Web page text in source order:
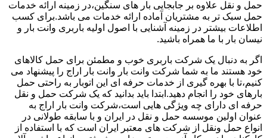
حمل و نقل علاوه بر جابجایی بار های سنگین،در زمینه ارائه خدمات
حمل سبک تر به مشتریان آماده ارائه خدمات می باشد.برای کسب
اطلاعات بیشتر در زمینه آشنایی با اصول اولیه باربری وانت بار و
نیسان بار با ما همراه باشید.
اگر به دنبال یک شرکت باربری خوب و مطمئن برای حمل کالاهای
خود هستند ما به شما شرکت وانت بار وانت بار اراج را پیشنهاد می
کنیم،تا با بهره گیری از خدمات حرفه ای این اتوبار به راحتی حمل
بارهای خود را انجام دهید.ابتدا باید بدانید که یک شرکت حمل و نقل
حرفه ای دارای چه ویژگی هایی است،شرکت وانت بار اراج به
عنوان اولین موسسه حمل و نقل در ایران و با سابقه طولانی در
انواع حمل ونقل از شرکت های معتبر ایران است که با استفاده از